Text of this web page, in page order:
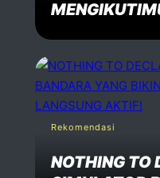
Rekomendasi
NOTHING TO